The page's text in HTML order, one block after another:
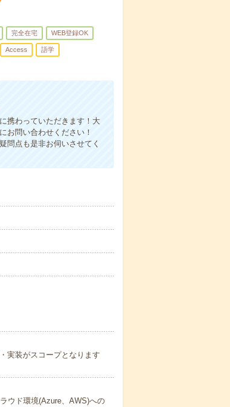
完全在宅 WEB登録OK
Access 語学
携わっていただきます！大
お問い合わせください！
問点も是非お伺いさせてく
実装がスコープとなります
ウド環境(Azure、AWS)への